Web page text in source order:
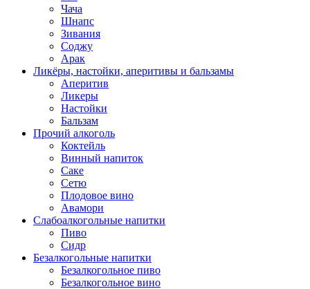
Чача
Шнапс
Зивания
Соджу
Арак
Ликёры, настойки, аперитивы и бальзамы
Аперитив
Ликеры
Настойки
Бальзам
Прочий алкоголь
Коктейль
Винный напиток
Саке
Сетю
Плодовое вино
Авамори
Слабоалкогольные напитки
Пиво
Сидр
Безалкогольные напитки
Безалкогольное пиво
Безалкогольное вино